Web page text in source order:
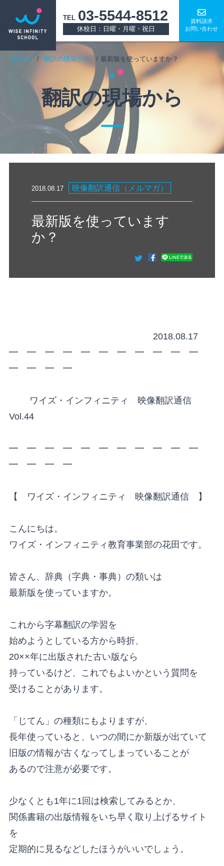
TEL 03-5544-8512
休校日：日曜・月曜・祝日
資料請求
お問い合わせ
ホーム 翻訳の現場から 最新版を使っていますか？
翻訳の現場から
2018.08.17 映像翻訳通信（メルマガ）
最新版を使っています
か？
2018.08.17
━ ━ ━ ━ ━ ━ ━ ━ ━ ━ ━
━ ━ ━ ━
ワイズ・インフィニティ 映像翻訳通信
Vol.44
━ ━ ━ ━ ━ ━ ━ ━ ━ ━ ━
━ ━ ━ ━
【 ワイズ・インフィニティ 映像翻訳通信 】
こんにちは。
ワイズ・インフィニティ教育事業部の花田です。
皆さん、辞典（字典・事典）の類いは
最新版を使っていますか。
これから字幕翻訳の学習を
始めようとしている方から時折、
20××年に出版された古い版なら
持っているけど、これでもよいかという質問を
受けることがあります。
「じてん」の種類にもよりますが、
長年使っていると、いつの間にか新版が出ていて
旧版の情報が古くなってしまっていることが
あるので注意が必要です。
少なくとも1年に1回は検索してみるとか、
関係書籍の出版情報をいち早く取り上げるサイト
を
定期的に見るなどしたほうがいいでしょう。